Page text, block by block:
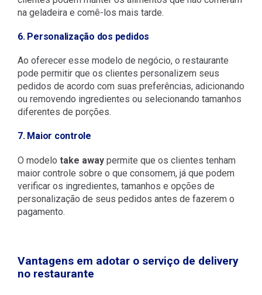
na geladeira e comê-los mais tarde.
6. Personalização dos pedidos
Ao oferecer esse modelo de negócio, o restaurante
pode permitir que os clientes personalizem seus
pedidos de acordo com suas preferências, adicionando
ou removendo ingredientes ou selecionando tamanhos
diferentes de porções.
7. Maior controle
O modelo take awaypermite que os clientes tenham
maior controle sobre o que consomem, já que podem
verificar os ingredientes, tamanhos e opções de
personalização de seus pedidos antes de fazerem o
pagamento.
Vantagens em adotar o serviço de delivery
no restaurante